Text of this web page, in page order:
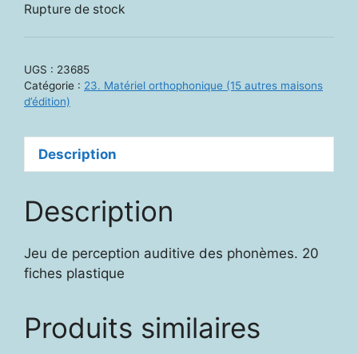
Rupture de stock
UGS : 23685
Catégorie : 23. Matériel orthophonique (15 autres maisons
d’édition)
Description
Description
Jeu de perception auditive des phonèmes. 20
fiches plastique
Produits similaires